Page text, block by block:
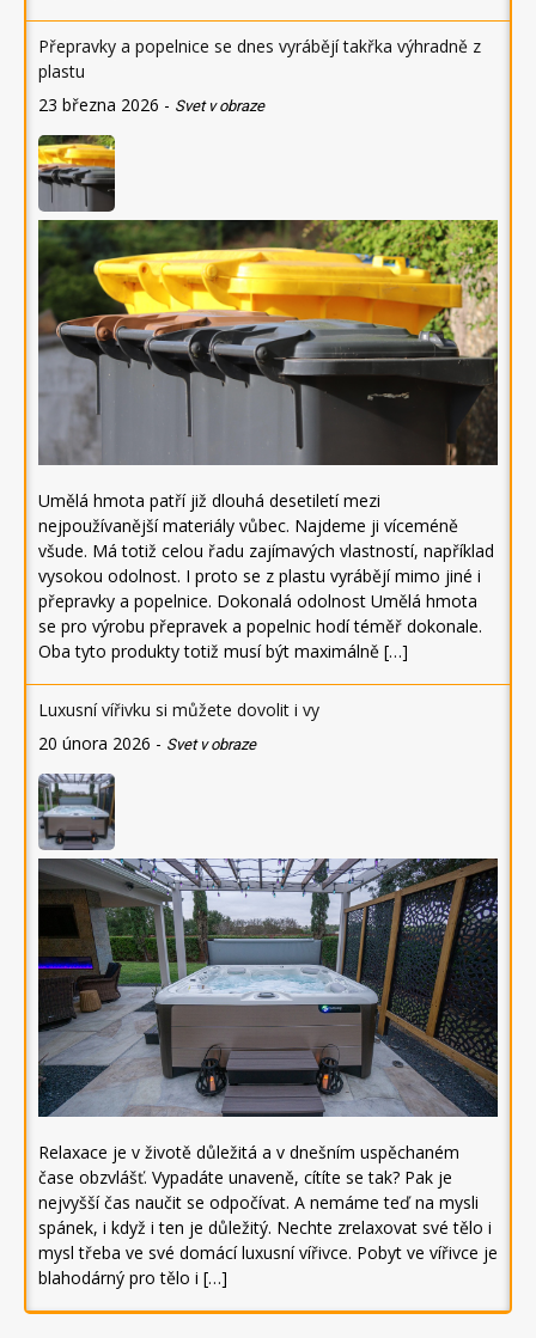
Přepravky a popelnice se dnes vyrábějí takřka výhradně z
plastu
23 března 2026 - Svet v obraze
Umělá hmota patří již dlouhá desetiletí mezi
nejpoužívanější materiály vůbec. Najdeme ji víceméně
všude. Má totiž celou řadu zajímavých vlastností, například
vysokou odolnost. I proto se z plastu vyrábějí mimo jiné i
přepravky a popelnice. Dokonalá odolnost Umělá hmota
se pro výrobu přepravek a popelnic hodí téměř dokonale.
Oba tyto produkty totiž musí být maximálně […]
Luxusní vířivku si můžete dovolit i vy
20 února 2026 - Svet v obraze
Relaxace je v životě důležitá a v dnešním uspěchaném
čase obzvlášť. Vypadáte unaveně, cítíte se tak? Pak je
nejvyšší čas naučit se odpočívat. A nemáme teď na mysli
spánek, i když i ten je důležitý. Nechte zrelaxovat své tělo i
mysl třeba ve své domácí luxusní vířivce. Pobyt ve vířivce je
blahodárný pro tělo i […]